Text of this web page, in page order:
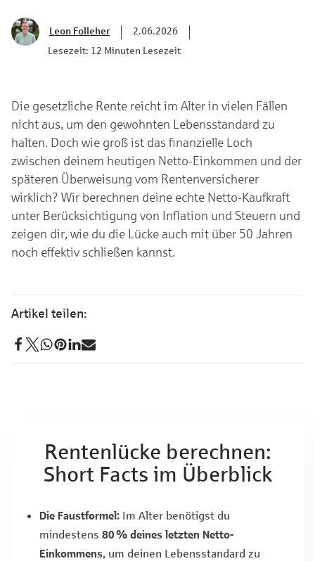
Leon Folleher
2.06.2026
Lesezeit: 12 Minuten Lesezeit
Die gesetzliche Rente reicht im Alter in vielen Fällen
nicht aus, um den gewohnten Lebensstandard zu
halten. Doch wie groß ist das finanzielle Loch
zwischen deinem heutigen Netto-Einkommen und der
späteren Überweisung vom Rentenversicherer
wirklich? Wir berechnen deine echte Netto-Kaufkraft
unter Berücksichtigung von Inflation und Steuern und
zeigen dir, wie du die Lücke auch mit über 50 Jahren
noch effektiv schließen kannst.
Rentenlücke berechnen:
Short Facts im Überblick
Die Faustformel: Im Alter benötigst du
mindestens 80 % deines letzten Netto-
Einkommens, um deinen Lebensstandard zu